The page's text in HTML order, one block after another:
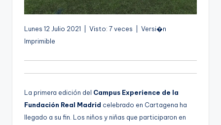
Lunes 12 Julio 2021 | Visto: 7 veces | Versi�n
Imprimible
La primera edición del Campus Experience de la
Fundación Real Madrid celebrado en Cartagena ha
llegado a su fin. Los niños y niñas que participaron en